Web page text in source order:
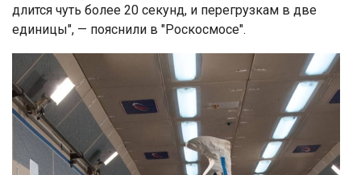
длится чуть более 20 секунд, и перегрузкам в две
единицы", — пояснили в "Роскосмосе".